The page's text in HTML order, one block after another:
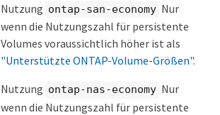
Nutzung ontap-san-economy Nur
wenn die Nutzungszahl für persistente
Volumes voraussichtlich höher ist als
"Unterstützte ONTAP-Volume-Größen".
Nutzung ontap-nas-economy Nur
wenn die Nutzungszahl für persistente